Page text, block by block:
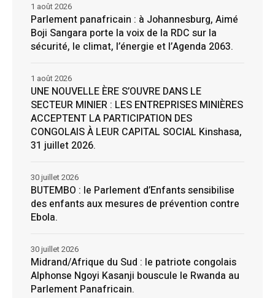
Parlement panafricain : à Johannesburg, Aimé
Boji Sangara porte la voix de la RDC sur la
sécurité, le climat, l’énergie et l’Agenda 2063.
1 août 2026
UNE NOUVELLE ÈRE S’OUVRE DANS LE
SECTEUR MINIER : LES ENTREPRISES MINIÈRES
ACCEPTENT LA PARTICIPATION DES
CONGOLAIS À LEUR CAPITAL SOCIAL Kinshasa,
31 juillet 2026.
1 août 2026
BUTEMBO : le Parlement d’Enfants sensibilise
des enfants aux mesures de prévention contre
Ebola.
30 juillet 2026
Midrand/Afrique du Sud : le patriote congolais
Alphonse Ngoyi Kasanji bouscule le Rwanda au
Parlement Panafricain.
30 juillet 2026